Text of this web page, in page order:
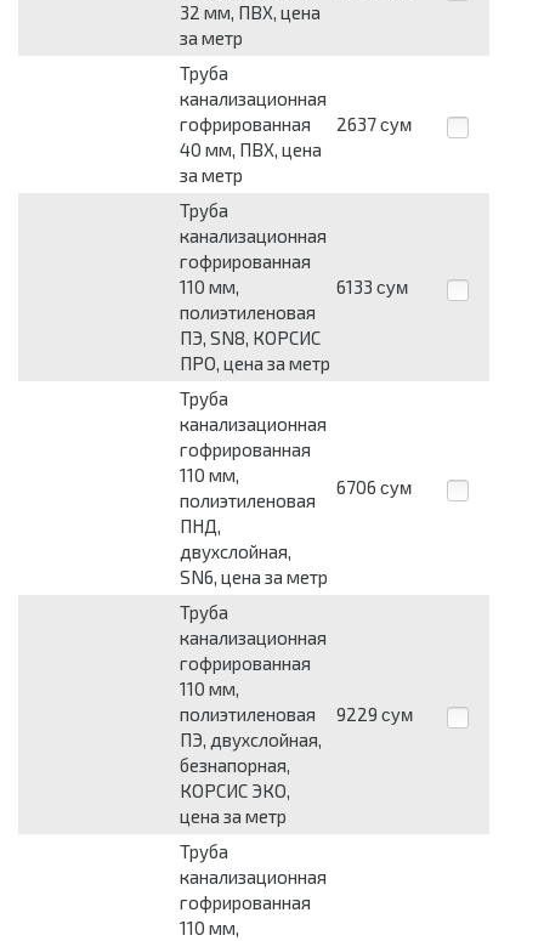
32 мм, ПВХ, цена
за метр
Труба
канализационная
гофрированная
40 мм, ПВХ, цена
за метр
2637 сум
Труба
канализационная
гофрированная
110 мм,
полиэтиленовая
ПЭ, SN8, КОРСИС
ПРО, цена за метр
6133 сум
Труба
канализационная
гофрированная
110 мм,
полиэтиленовая
ПНД,
двухслойная,
SN6, цена за метр
6706 сум
Труба
канализационная
гофрированная
110 мм,
полиэтиленовая
ПЭ, двухслойная,
безнапорная,
КОРСИС ЭКО,
цена за метр
9229 сум
Труба
канализационная
гофрированная
110 мм,